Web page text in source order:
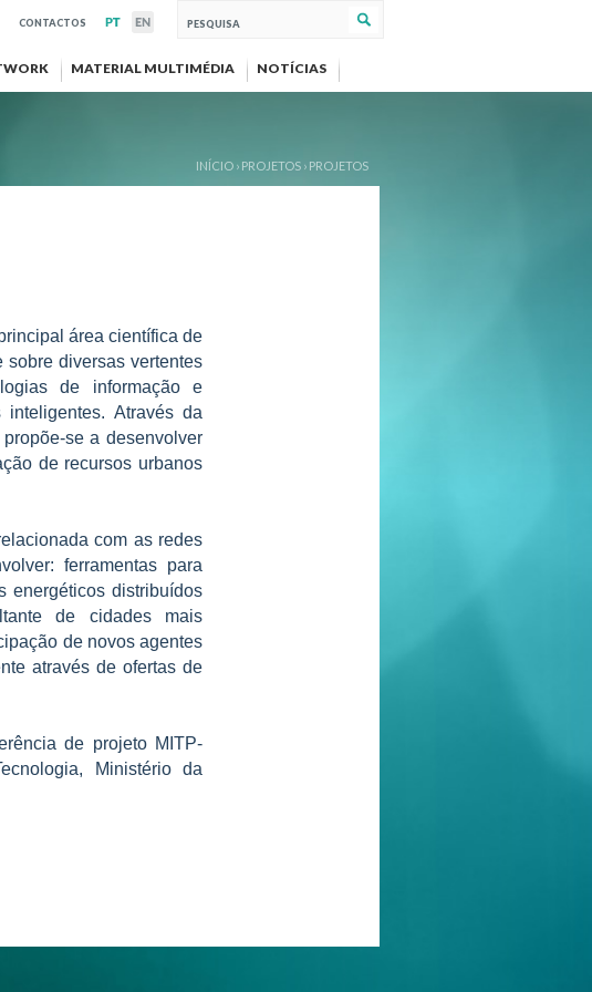
MATERIAL MULTIMÉDIA
NOTÍCIAS
CONTACTOS
INÍCIO › PROJETOS › PROJETOS
área científica de
diversas vertentes
de informação e
Através da
se a desenvolver
de recursos urbanos
com as redes
ferramentas para
energéticos distribuídos
de cidades mais
de novos agentes
através de ofertas de
de projeto MITP-
Ministério da